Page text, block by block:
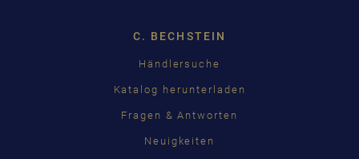
C. BECHSTEIN
Händlersuche
Katalog herunterladen
Fragen & Antworten
Neuigkeiten